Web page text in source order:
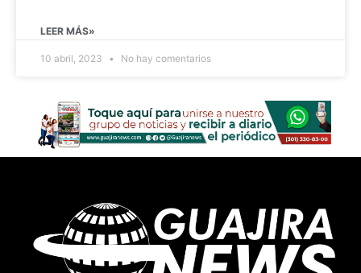
LEER MÁS»
10 abril, 2023 No hay comentarios